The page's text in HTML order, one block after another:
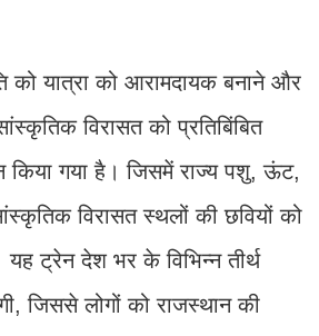
को यात्रा को आरामदायक बनाने और
विरासत को प्रतिबिंबित
किया गया है। जिसमें राज्य पशु, ऊंट,
विरासत स्थलों की छवियों को
यह ट्रेन देश भर के विभिन्न तीर्थ
जिससे लोगों को राजस्थान की